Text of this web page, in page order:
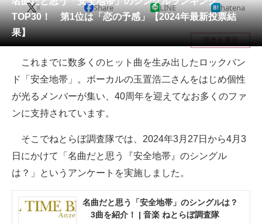
メディア
注目記事を集めた総合ページ
ITの今と未来を見通す
スマホと通信の最新トレンド
好きが集まる 比べて選べる
ビジネスと働き方のヒント
AI活用のいまが分かる
TOP30！ 第1位は「恋の予感」【2024年最新投票結
果】
X Share LINE hatena
目次を表示
これまでに数多くのヒット曲を生み出したロックバン
ド「安全地帯」。ボーカルの玉置浩二さんをはじめ個性
が光るメンバーが集い、40周年を迎えてなお多くのファ
ンに支持されています。
そこでねとらぼ調査隊では、2024年3月27日から4月3
日にかけて「名曲だと思う『安全地帯』のシングル
は？」というアンケートを実施しました。
名曲だと思う「安全地帯」のシングルは？
3曲を紹介！ | 音楽 ねとらぼ調査隊